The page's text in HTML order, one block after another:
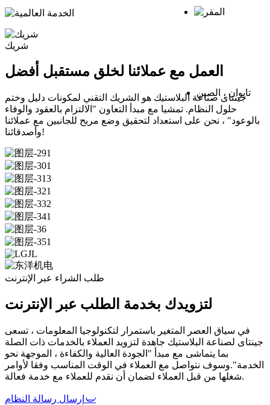
تايوان ، الصين
شريك
العمل مع عملائنا لخلق مستقبل أفضل
جينتاى صناعة البلاستيك هو الشريك التقني لمكونات دليل وختم
حلول النظام. تمشيا مع مبدأ التعاون "الالتزام بالعقود والوفاء
بالوعود" ، نحن على استعداد لتحقيق وضع مربح للجانبين مع عملائنا
وأصدقائنا!
طلب الشراء عبر الإنترنت
لتزويدك بخدمة الطلب عبر الإنترنت
في سياق العصر المتغير باستمرار لتكنولوجيا المعلومات ، تسعى
جينتاى لصناعة البلاستيك جاهدة لتزويد العملاء بالخدمات ذات الصلة
بما يتماشى مع مبدأ "الجودة العالية والكفاءة ، الموجهة نحو
الخدمة".وسوف نتواصل مع العملاء في الوقت المناسب وفقا لأوامر
شغلها من قبل العملاء لضمان أن نقدم للعملاء مع خدمة فعالة.
إرسال رسالة النظام 𐃔